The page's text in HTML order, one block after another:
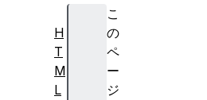
こ
の
ペ
ー
ジ
H
T
M
L